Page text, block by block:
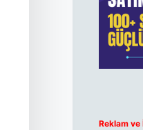
Reklam ve